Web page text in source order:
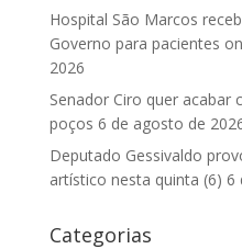
Hospital São Marcos
Governo para pacientes
2026
Senador Ciro quer acabar
poços 6 de agosto de
Deputado Gessivaldo
artístico nesta quinta (6) 6
Categorias